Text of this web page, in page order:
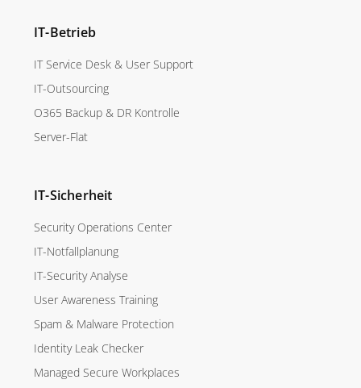
IT-Betrieb
IT Service Desk & User Support
IT-Outsourcing
O365 Backup & DR Kontrolle
Server-Flat
IT-Sicherheit
Security Operations Center
IT-Notfallplanung
IT-Security Analyse
User Awareness Training
Spam & Malware Protection
Identity Leak Checker
Managed Secure Workplaces